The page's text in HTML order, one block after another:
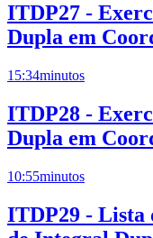
ITDP27 -
Dupla em
15:34minutos
ITDP28 -
Dupla em
10:55minutos
ITDP29 - Lista